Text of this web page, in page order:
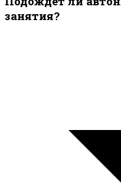
занятия?